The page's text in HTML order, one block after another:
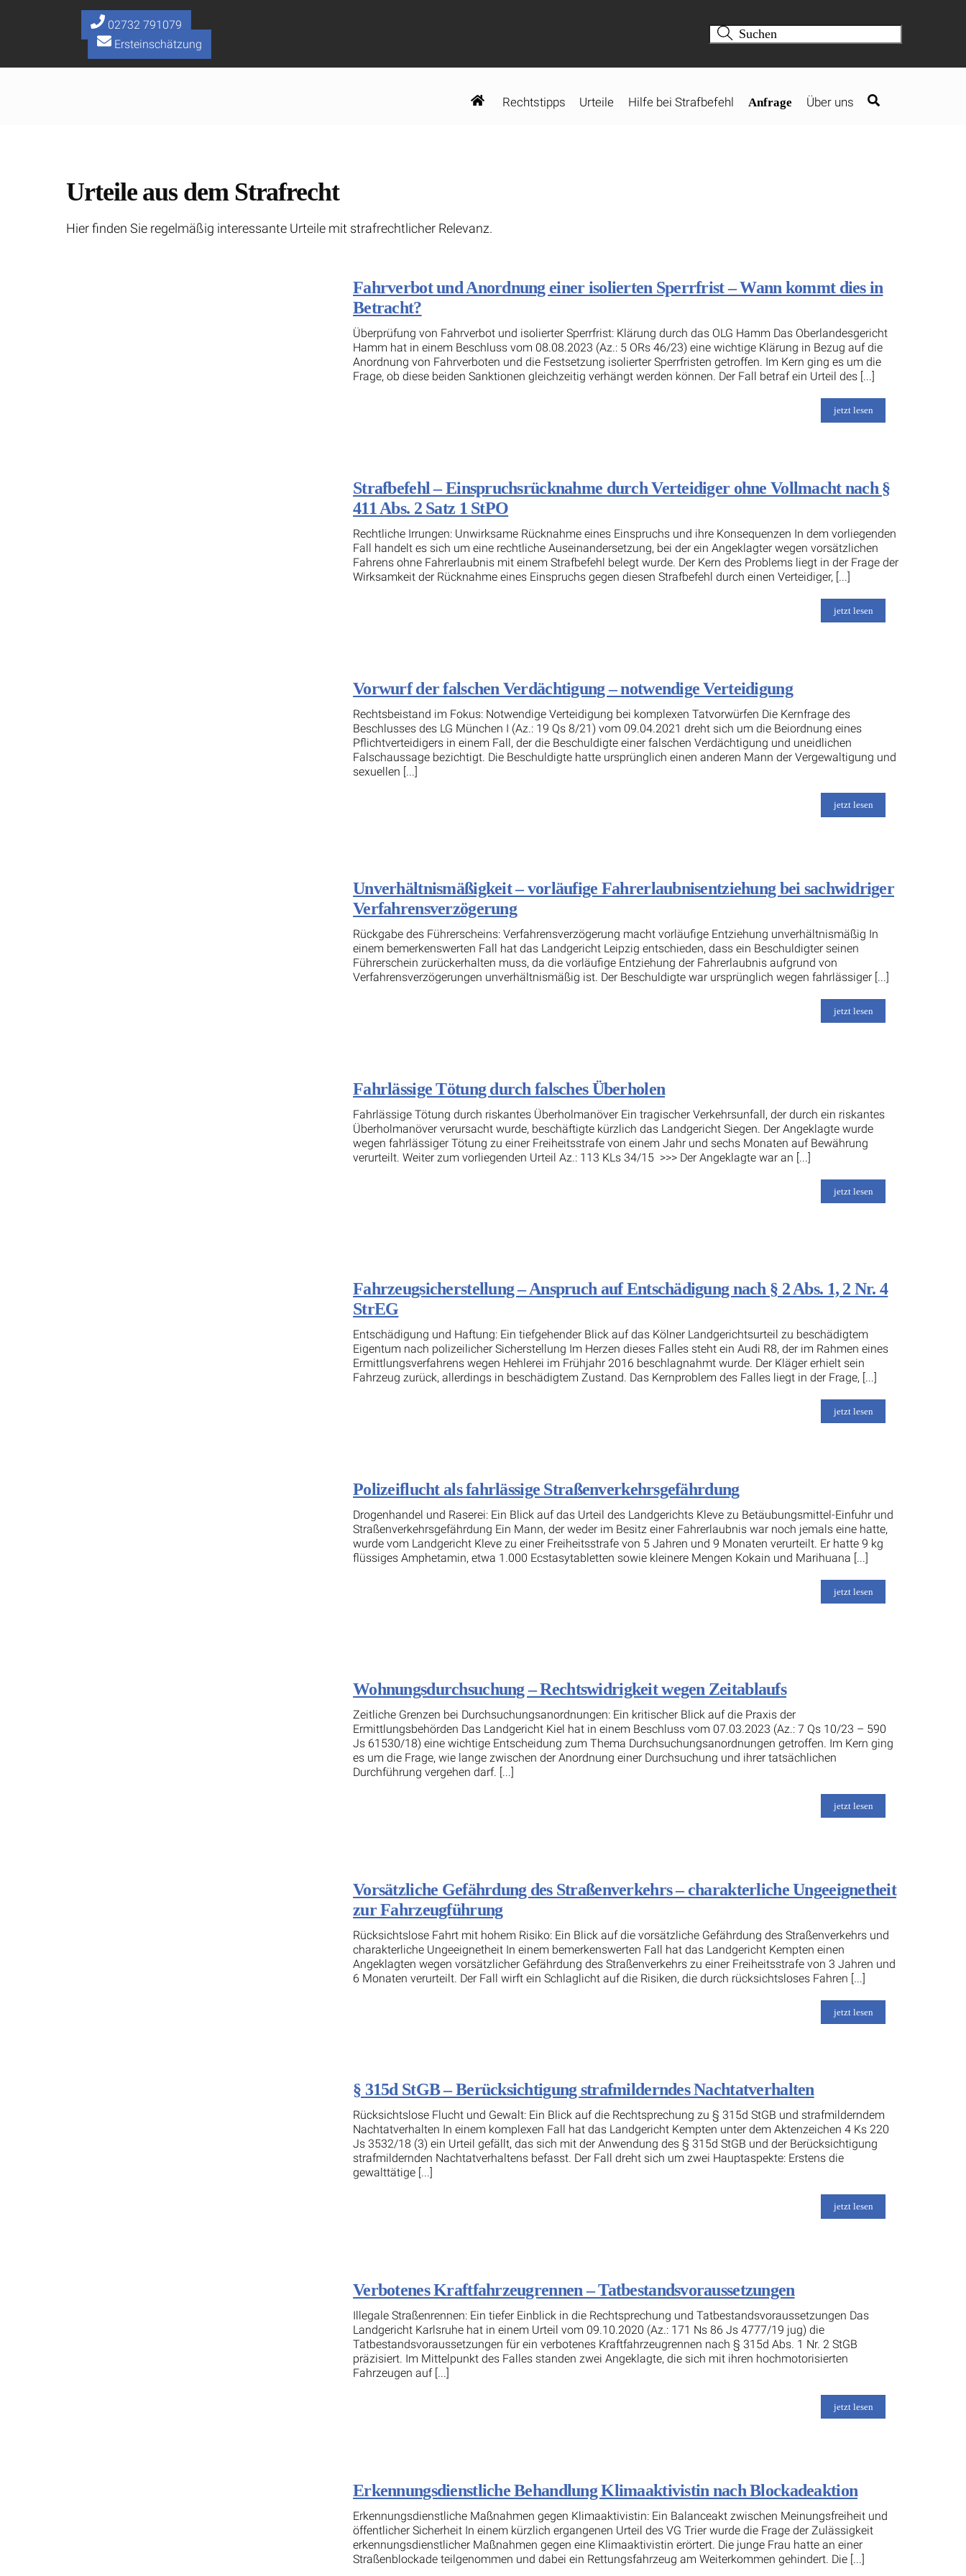
02732 791079
Ersteinschätzung
Rechtstipps Urteile Hilfe bei Strafbefehl Anfrage Über uns
Urteile aus dem Strafrecht
Hier finden Sie regelmäßig interessante Urteile mit strafrechtlicher Relevanz.
Fahrverbot und Anordnung einer isolierten Sperrfrist – Wann kommt dies in
Betracht?
Überprüfung von Fahrverbot und isolierter Sperrfrist: Klärung durch das OLG Hamm Das Oberlandesgericht
Hamm hat in einem Beschluss vom 08.08.2023 (Az.: 5 ORs 46/23) eine wichtige Klärung in Bezug auf die
Anordnung von Fahrverboten und die Festsetzung isolierter Sperrfristen getroffen. Im Kern ging es um die
Frage, ob diese beiden Sanktionen gleichzeitig verhängt werden können. Der Fall betraf ein Urteil des [...]
jetzt lesen
Strafbefehl – Einspruchsrücknahme durch Verteidiger ohne Vollmacht nach §
411 Abs. 2 Satz 1 StPO
Rechtliche Irrungen: Unwirksame Rücknahme eines Einspruchs und ihre Konsequenzen In dem vorliegenden
Fall handelt es sich um eine rechtliche Auseinandersetzung, bei der ein Angeklagter wegen vorsätzlichen
Fahrens ohne Fahrerlaubnis mit einem Strafbefehl belegt wurde. Der Kern des Problems liegt in der Frage der
Wirksamkeit der Rücknahme eines Einspruchs gegen diesen Strafbefehl durch einen Verteidiger, [...]
jetzt lesen
Vorwurf der falschen Verdächtigung – notwendige Verteidigung
Rechtsbeistand im Fokus: Notwendige Verteidigung bei komplexen Tatvorwürfen Die Kernfrage des
Beschlusses des LG München I (Az.: 19 Qs 8/21) vom 09.04.2021 dreht sich um die Beiordnung eines
Pflichtverteidigers in einem Fall, der die Beschuldigte einer falschen Verdächtigung und uneidlichen
Falschaussage bezichtigt. Die Beschuldigte hatte ursprünglich einen anderen Mann der Vergewaltigung und
sexuellen [...]
jetzt lesen
Unverhältnismäßigkeit – vorläufige Fahrerlaubnisentziehung bei sachwidriger
Verfahrensverzögerung
Rückgabe des Führerscheins: Verfahrensverzögerung macht vorläufige Entziehung unverhältnismäßig In
einem bemerkenswerten Fall hat das Landgericht Leipzig entschieden, dass ein Beschuldigter seinen
Führerschein zurückerhalten muss, da die vorläufige Entziehung der Fahrerlaubnis aufgrund von
Verfahrensverzögerungen unverhältnismäßig ist. Der Beschuldigte war ursprünglich wegen fahrlässiger [...]
jetzt lesen
Fahrlässige Tötung durch falsches Überholen
Fahrlässige Tötung durch riskantes Überholmanöver Ein tragischer Verkehrsunfall, der durch ein riskantes
Überholmanöver verursacht wurde, beschäftigte kürzlich das Landgericht Siegen. Der Angeklagte wurde
wegen fahrlässiger Tötung zu einer Freiheitsstrafe von einem Jahr und sechs Monaten auf Bewährung
verurteilt. Weiter zum vorliegenden Urteil Az.: 113 KLs 34/15 >>> Der Angeklagte war an [...]
jetzt lesen
Fahrzeugsicherstellung – Anspruch auf Entschädigung nach § 2 Abs. 1, 2 Nr. 4
StrEG
Entschädigung und Haftung: Ein tiefgehender Blick auf das Kölner Landgerichtsurteil zu beschädigtem
Eigentum nach polizeilicher Sicherstellung Im Herzen dieses Falles steht ein Audi R8, der im Rahmen eines
Ermittlungsverfahrens wegen Hehlerei im Frühjahr 2016 beschlagnahmt wurde. Der Kläger erhielt sein
Fahrzeug zurück, allerdings in beschädigtem Zustand. Das Kernproblem des Falles liegt in der Frage, [...]
jetzt lesen
Polizeiflucht als fahrlässige Straßenverkehrsgefährdung
Drogenhandel und Raserei: Ein Blick auf das Urteil des Landgerichts Kleve zu Betäubungsmittel-Einfuhr und
Straßenverkehrsgefährdung Ein Mann, der weder im Besitz einer Fahrerlaubnis war noch jemals eine hatte,
wurde vom Landgericht Kleve zu einer Freiheitsstrafe von 5 Jahren und 9 Monaten verurteilt. Er hatte 9 kg
flüssiges Amphetamin, etwa 1.000 Ecstasytabletten sowie kleinere Mengen Kokain und Marihuana [...]
jetzt lesen
Wohnungsdurchsuchung – Rechtswidrigkeit wegen Zeitablaufs
Zeitliche Grenzen bei Durchsuchungsanordnungen: Ein kritischer Blick auf die Praxis der
Ermittlungsbehörden Das Landgericht Kiel hat in einem Beschluss vom 07.03.2023 (Az.: 7 Qs 10/23 – 590
Js 61530/18) eine wichtige Entscheidung zum Thema Durchsuchungsanordnungen getroffen. Im Kern ging
es um die Frage, wie lange zwischen der Anordnung einer Durchsuchung und ihrer tatsächlichen
Durchführung vergehen darf. [...]
jetzt lesen
Vorsätzliche Gefährdung des Straßenverkehrs – charakterliche Ungeeignetheit
zur Fahrzeugführung
Rücksichtslose Fahrt mit hohem Risiko: Ein Blick auf die vorsätzliche Gefährdung des Straßenverkehrs und
charakterliche Ungeeignetheit In einem bemerkenswerten Fall hat das Landgericht Kempten einen
Angeklagten wegen vorsätzlicher Gefährdung des Straßenverkehrs zu einer Freiheitsstrafe von 3 Jahren und
6 Monaten verurteilt. Der Fall wirft ein Schlaglicht auf die Risiken, die durch rücksichtsloses Fahren [...]
jetzt lesen
§ 315d StGB – Berücksichtigung strafmilderndes Nachtatverhalten
Rücksichtslose Flucht und Gewalt: Ein Blick auf die Rechtsprechung zu § 315d StGB und strafmilderndem
Nachtatverhalten In einem komplexen Fall hat das Landgericht Kempten unter dem Aktenzeichen 4 Ks 220
Js 3532/18 (3) ein Urteil gefällt, das sich mit der Anwendung des § 315d StGB und der Berücksichtigung
strafmildernden Nachtatverhaltens befasst. Der Fall dreht sich um zwei Hauptaspekte: Erstens die
gewalttätige [...]
jetzt lesen
Verbotenes Kraftfahrzeugrennen – Tatbestandsvoraussetzungen
Illegale Straßenrennen: Ein tiefer Einblick in die Rechtsprechung und Tatbestandsvoraussetzungen Das
Landgericht Karlsruhe hat in einem Urteil vom 09.10.2020 (Az.: 171 Ns 86 Js 4777/19 jug) die
Tatbestandsvoraussetzungen für ein verbotenes Kraftfahrzeugrennen nach § 315d Abs. 1 Nr. 2 StGB
präzisiert. Im Mittelpunkt des Falles standen zwei Angeklagte, die sich mit ihren hochmotorisierten
Fahrzeugen auf [...]
jetzt lesen
Erkennungsdienstliche Behandlung Klimaaktivistin nach Blockadeaktion
Erkennungsdienstliche Maßnahmen gegen Klimaaktivistin: Ein Balanceakt zwischen Meinungsfreiheit und
öffentlicher Sicherheit In einem kürzlich ergangenen Urteil des VG Trier wurde die Frage der Zulässigkeit
erkennungsdienstlicher Maßnahmen gegen eine Klimaaktivistin erörtert. Die junge Frau hatte an einer
Straßenblockade teilgenommen und dabei ein Rettungsfahrzeug am Weiterkommen gehindert. Die [...]